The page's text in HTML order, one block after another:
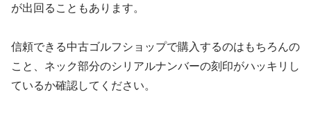
が出回ることもあります。
信頼できる中古ゴルフショップで購入するのはもちろんの
こと、ネック部分のシリアルナンバーの刻印がハッキリし
ているか確認してください。